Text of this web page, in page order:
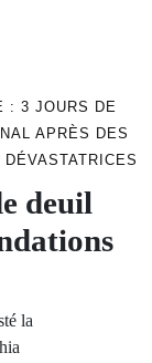
: 3 JOURS DE
APRÈS DES
DÉVASTATRICES
deuil
la